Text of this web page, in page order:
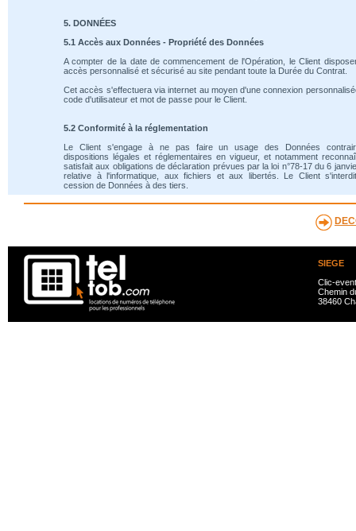
5. DONNÉES
5.1 Accès aux Données - Propriété des Données
A compter de la date de commencement de l'Opération, le Client
accès personnalisé et sécurisé au site pendant toute la Durée du Contrat.
Cet accès s'effectuera via internet au moyen d'une connexion
code d'utilisateur et mot de passe pour le Client.
5.2 Conformité à la réglementation
Le Client s'engage à ne pas faire un usage des Données
dispositions légales et réglementaires en vigueur, et notamment
satisfait aux obligations de déclaration prévues par la loi n°78-17 du 6
relative à l'informatique, aux fichiers et aux libertés. Le Client
cession de Données à des tiers.
SIEGE
Clic-
Chemin
38460